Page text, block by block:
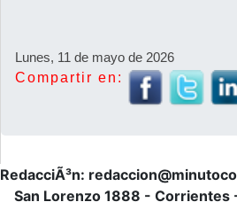
Lunes, 11 de mayo de 2026
Compartir en:
RedacciÃ³n:
San Lorenzo 1888 - Corrientes